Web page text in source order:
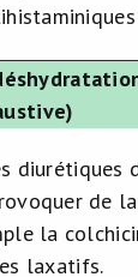
diurétiques
de
la
laxatifs.